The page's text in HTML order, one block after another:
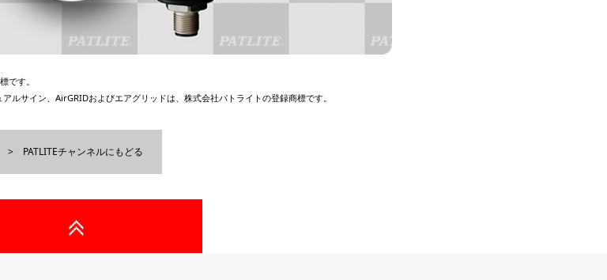
です。
ルサイン、AirGRIDおよびエアグリッドは、株式会社パトライトの登録商標です。
PATLITEチャンネルにもどる